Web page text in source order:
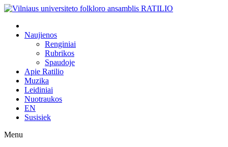
Naujienos
Renginiai
Rubrikos
Spaudoje
Apie Ratilio
Muzika
Leidiniai
Nuotraukos
EN
Susisiek
Menu